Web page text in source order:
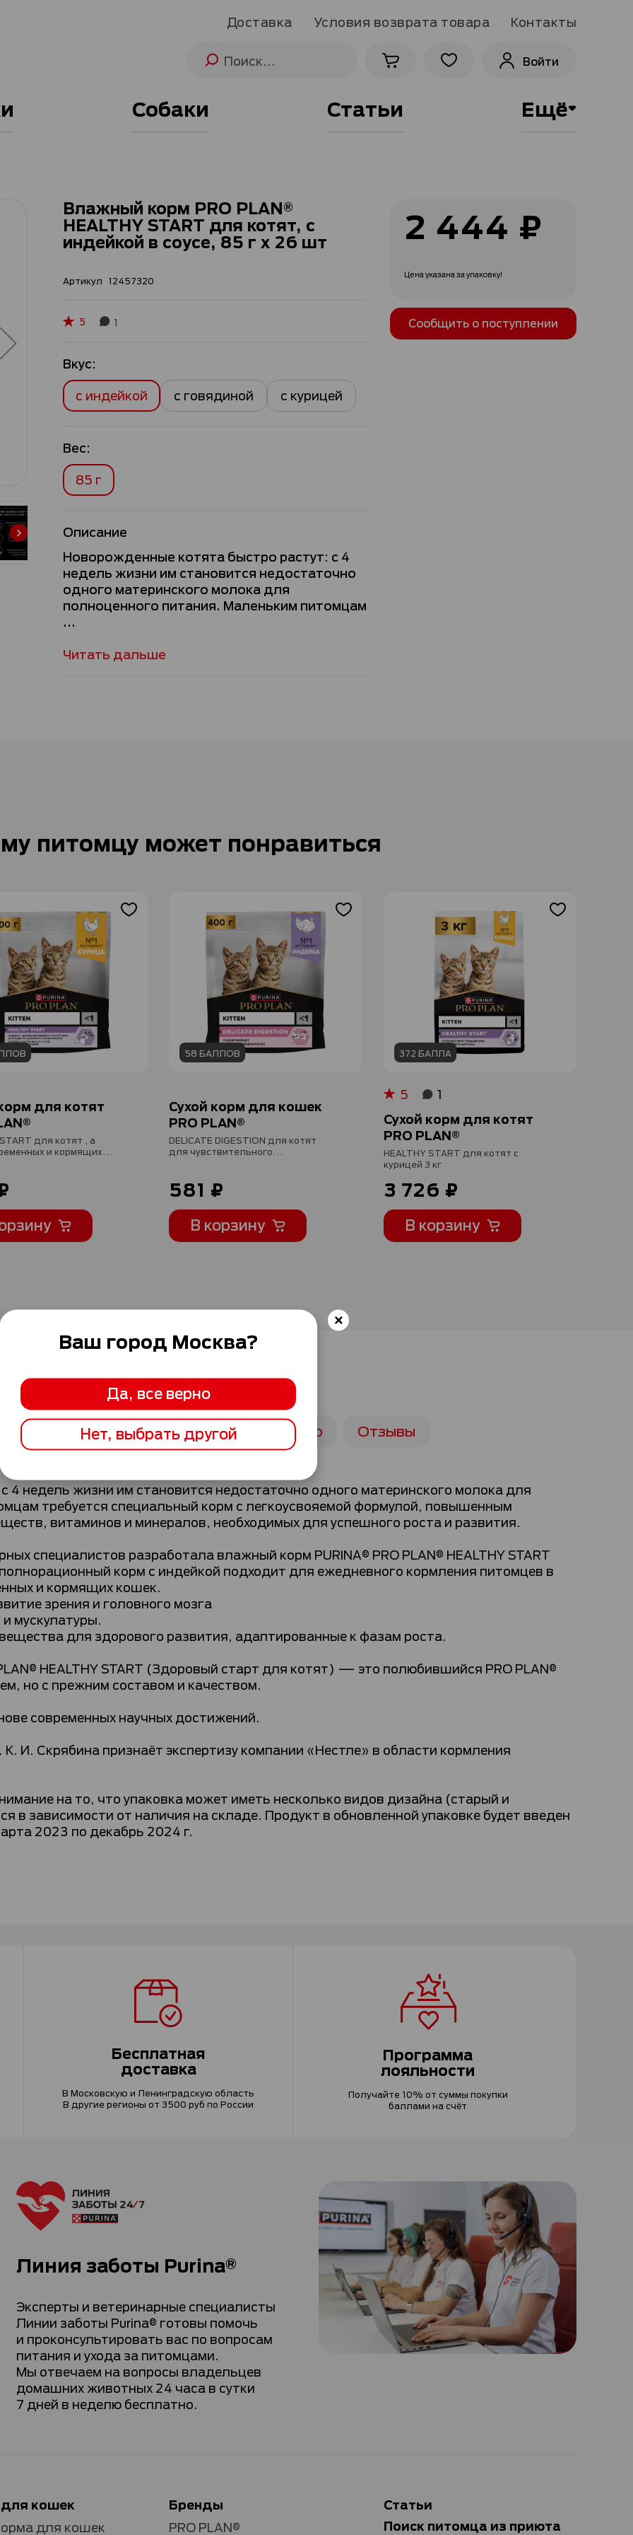
Ваш город Москва?
Да, все верно
Нет, выбрать другой
Доставка Условия возврата товара Контакты
Войти
Собаки Статьи Ещё
Влажный корм PRO PLAN®
HEALTHY START для котят, с
индейкой в соусе, 85 г x 26 шт
Артикул 12457320
2 444 ₽
Цена указана за упаковку!
Сообщить о поступлении
Рейтинг:
5 1
Вкус:
с индейкой
с говядиной с курицей
Вес:
85 г
Описание
Новорожденные котята быстро растут: с 4
недель жизни им становится недостаточно
одного материнского молока для
полноценного питания. Маленьким питомцам
...
Читать дальше
питомцу может понравиться
для котят
для котят , а
и кормящих
58 БАЛЛОВ
Сухой корм для кошек
PRO PLAN®
DELICATE DIGESTION для котят
для чувствительного
581 ₽
В корзину
372 БАЛЛА
Рейтинг:
100%
5 1
Сухой корм для котят
PRO PLAN®
HEALTHY START для котят с
курицей 3 кг
3 726 ₽
В корзину
4 недель жизни им становится недостаточно одного материнского молока для
требуется специальный корм с легкоусвояемой формулой, повышенным
витаминов и минералов, необходимых для успешного роста и развития.
специалистов разработала влажный корм PURINA® PRO PLAN® HEALTHY START
корм с индейкой подходит для ежедневного кормления питомцев в
и кормящих кошек.
зрения и головного мозга
мускулатуры.
для здорового развития, адаптированные к фазам роста.
HEALTHY START (Здоровый старт для котят) — это полюбившийся PRO PLAN®
но с прежним составом и качеством.
современных научных достижений.
И. Скрябина признаёт экспертизу компании «Нестле» в области кормления
на то, что упаковка может иметь несколько видов дизайна (старый и
в зависимости от наличия на складе. Продукт в обновленной упаковке будет введен
2023 по декабрь 2024 г.
Рекомендации по кормлению Отзывы
Бесплатная
доставка
В Московскую и Ленинградскую область
В другие регионы от 3500 руб по России
Программа
лояльности
Получайте 10% от суммы покупки
баллами на счёт
Линия заботы Purina®
Эксперты и ветеринарные специалисты
Линии заботы Purina® готовы помочь
и проконсультировать вас по вопросам
питания и ухода за питомцами.
Мы отвечаем на вопросы владельцев
домашних животных 24 часа в сутки
7 дней в неделю бесплатно.
кошек
для кошек
Бренды
PRO PLAN®
Статьи
Поиск питомца из приюта